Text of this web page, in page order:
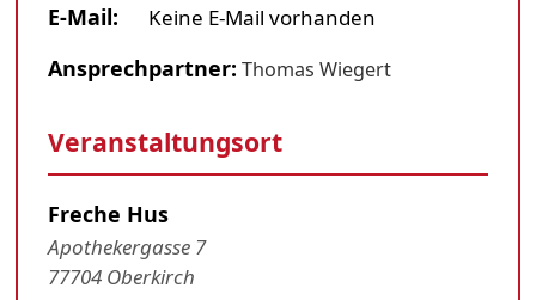
E-Mail: Keine E-Mail vorhanden
Ansprechpartner: Thomas Wiegert
Veranstaltungsort
Freche Hus
Apothekergasse 7
77704 Oberkirch